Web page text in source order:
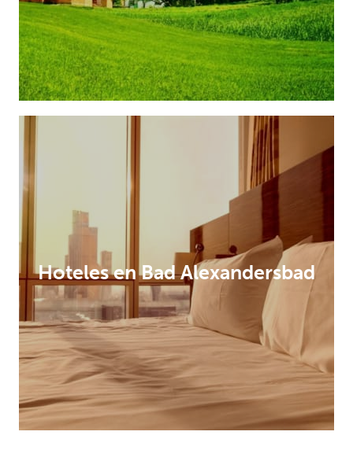
Hoteles en Bad Alexandersbad